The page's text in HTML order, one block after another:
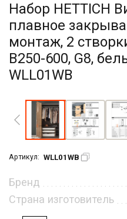
Набор HETTICH
плавное
монтаж, 2
B250-600, G8,
WLL01WB
Артикул: WLL01WB
Бренд
Страна изготовитель